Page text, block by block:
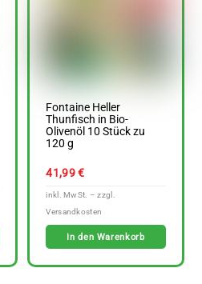
Fontaine Heller
Thunfisch in Bio-
Olivenöl 10 Stück zu
120 g
41,99€
In den Warenkorb